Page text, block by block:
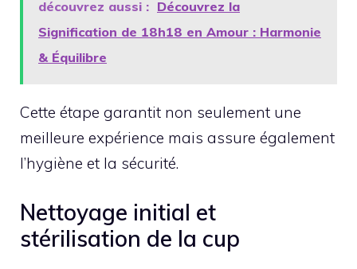
découvrez aussi : Découvrez la
Signification de 18h18 en Amour : Harmonie
& Équilibre
Cette étape garantit non seulement une
meilleure expérience mais assure également
l’hygiène et la sécurité.
Nettoyage initial et
stérilisation de la cup